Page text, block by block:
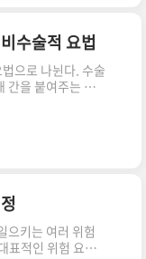
재발을 예방하거
한다. 만성 간질
..
수술적 요법
으로 나뉜다. 수술
간을 붙여주는 간
색전술
피적 에탄올 주
고주파 열치료
신 항암 화학요
바로 수술을 통한
으키는 여러 위험
표적인 위험 요인